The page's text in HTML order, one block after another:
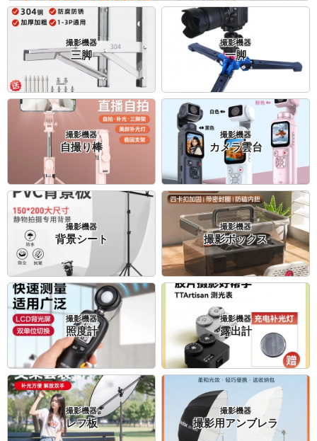
撮影機器
三脚
撮影機器
一脚
撮影機器
自撮り棒
撮影機器
カメラ雲台
撮影機器
背景シート
撮影機器
撮影ボックス
撮影機器
照度計
撮影機器
露出計
撮影機器
レフ板
撮影機器
撮影用アンブレラ